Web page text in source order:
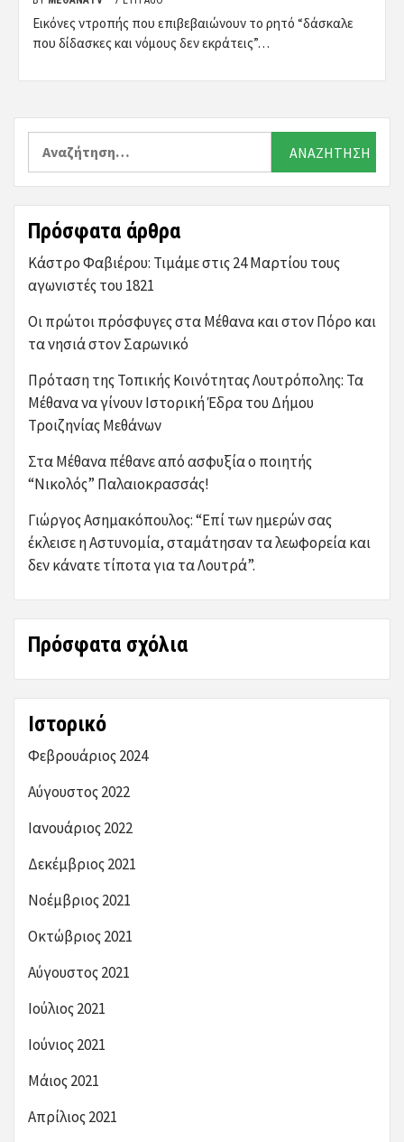
Εικόνες ντροπής που επιβεβαιώνουν το ρητό “δάσκαλε
που δίδασκες και νόμους δεν εκράτεις”…
Αναζήτηση
Πρόσφατα άρθρα
Κάστρο Φαβιέρου: Τιμάμε στις 24 Μαρτίου τους
αγωνιστές του 1821
Οι πρώτοι πρόσφυγες στα Μέθανα και στον Πόρο και
τα νησιά στον Σαρωνικό
Πρόταση της Τοπικής Κοινότητας Λουτρόπολης: Τα
Μέθανα να γίνουν Ιστορική Έδρα του Δήμου
Τροιζηνίας Μεθάνων
Στα Μέθανα πέθανε από ασφυξία ο ποιητής
“Νικολός” Παλαιοκρασσάς!
Γιώργος Ασημακόπουλος: “Επί των ημερών σας
έκλεισε η Αστυνομία, σταμάτησαν τα λεωφορεία και
δεν κάνατε τίποτα για τα Λουτρά”.
Πρόσφατα σχόλια
Ιστορικό
Φεβρουάριος 2024
Αύγουστος 2022
Ιανουάριος 2022
Δεκέμβριος 2021
Νοέμβριος 2021
Οκτώβριος 2021
Αύγουστος 2021
Ιούλιος 2021
Ιούνιος 2021
Μάιος 2021
Απρίλιος 2021